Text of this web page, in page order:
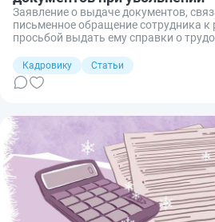
Заявление о выдаче документов,
письменное обращение сотрудника к
просьбой выдать ему справки о
от того, нынешний это работник,
увольняющийся.
Кадровику
Статьи